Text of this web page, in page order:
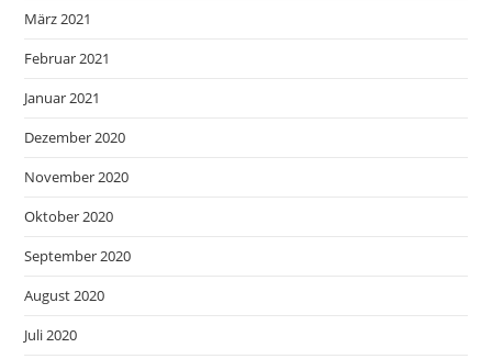
März 2021
Februar 2021
Januar 2021
Dezember 2020
November 2020
Oktober 2020
September 2020
August 2020
Juli 2020